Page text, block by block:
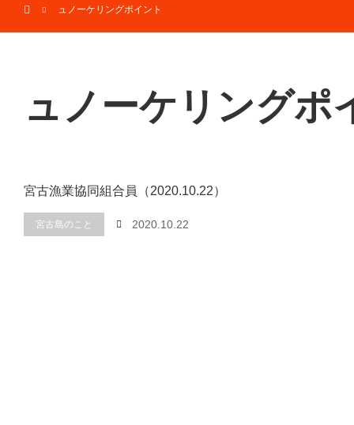
ュノーケリングポイント
ュノーケリングポ
宮古漁業協同組合員（2020.10.22）
宮古島のこと 2020.10.22